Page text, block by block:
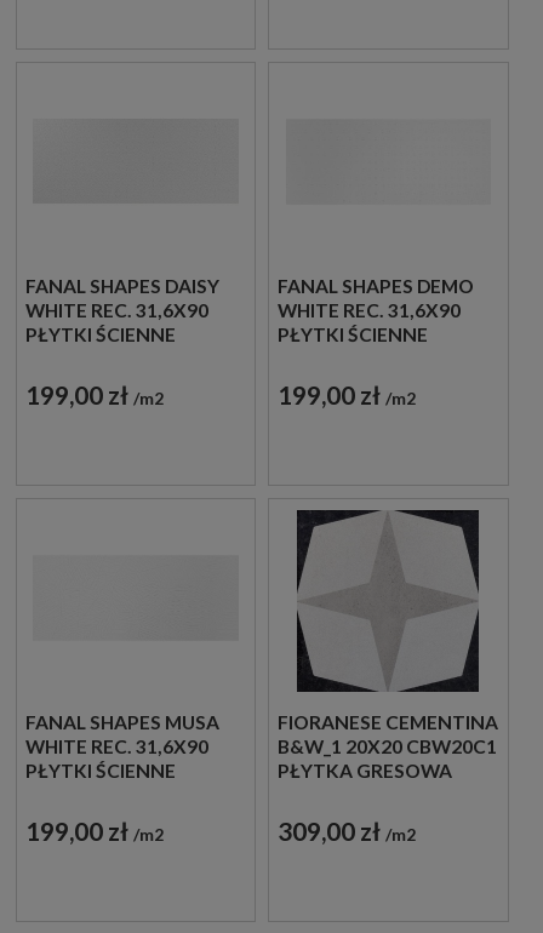
FANAL SHAPES DAISY
WHITE REC. 31,6X90
PŁYTKI ŚCIENNE
199,00 zł m2
FANAL SHAPES DEMO
WHITE REC. 31,6X90
PŁYTKI ŚCIENNE
199,00 zł m2
FANAL SHAPES MUSA
WHITE REC. 31,6X90
PŁYTKI ŚCIENNE
199,00 zł m2
FIORANESE CEMENTINA
B&W_1 20X20 CBW20C1
PŁYTKA GRESOWA
309,00 zł m2